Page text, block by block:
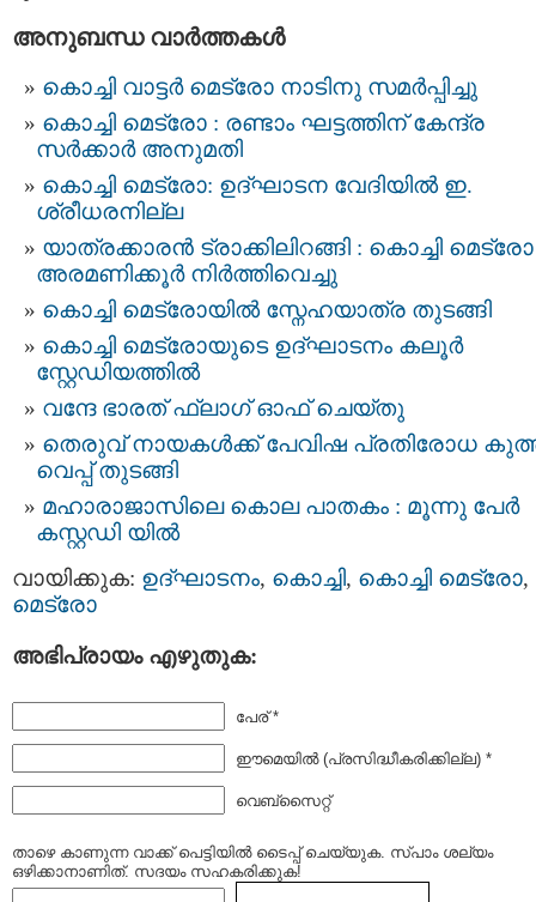
അനുബന്ധ വാര്‍ത്തകള്‍
കൊച്ചി വാട്ടര്‍ മെട്രോ നാടിനു സമര്‍പ്പിച്ചു
കൊച്ചി മെട്രോ : രണ്ടാം ഘട്ടത്തിന് കേന്ദ്ര
സര്‍ക്കാര്‍ അനുമതി
കൊച്ചി മെട്രോ: ഉദ്ഘാടന വേദിയില്‍ ഇ.
ശ്രീധരനില്ല
യാത്രക്കാരൻ ട്രാക്കിലിറങ്ങി : കൊച്ചി മെട്രോ
അരമണിക്കൂർ നിർത്തിവെച്ചു
കൊച്ചി മെട്രോയില്‍ സ്നേഹയാത്ര തുടങ്ങി
കൊച്ചി മെട്രോയുടെ ഉദ്ഘാടനം കലൂര്‍
സ്റ്റേഡിയത്തില്‍
വന്ദേ ഭാരത് ഫ്ലാഗ് ഓഫ് ചെയ്തു
തെരുവ് നായകള്‍ക്ക് പേവിഷ പ്രതിരോധ
വെപ്പ് തുടങ്ങി
മഹാരാജാസിലെ കൊല പാതകം : മൂന്നു പേർ
കസ്റ്റഡി യിൽ
വായിക്കുക: ഉദ്ഘാടനം, കൊച്ചി, കൊച്ചി മെട്രോ,
മെട്രോ
അഭിപ്രായം എഴുതുക:
പേര് *
ഈമെയില്‍ (പ്രസിദ്ധീകരിക്കില്ല) *
വെബ്സൈറ്റ്
താഴെ കാണുന്ന വാക്ക് പെട്ടിയില്‍ ടൈപ്പ്‌ ചെയ്യുക. സ്പാം ശല്യം
ഒഴിക്കാനാണിത്. സദയം സഹകരിക്കുക!